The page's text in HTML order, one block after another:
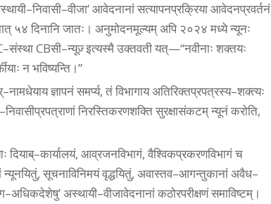
आवेदनानां सत्यापनप्रक्रिया आवेदनप्रवर्तनं
५४ दिनानि जातः। अनुमोदनमूल्यम् अपि २०२४ मध्ये न्यूनः
CBसी–न्यूज़्‌ इत्यस्मै उक्तवती यत्‌—“नवीनाः शक्तयः
न भविष्यन्ति।”
ज्ञापनं समर्प्य, तं विभागाय अतिरिक्तप्रपत्रस्य–शक्त्यः
निरस्तिकरणशक्ति सुरक्षासंकटम् न्यूनं करोति,
आव्रजनविभागं, वैश्विकप्रकरणविभागं च
न्यूनयितुं, सूचनाविनिमयं वृद्धयितुं, अवास्तव–आगन्तुकानां अवैध–
अस्थायी–वीजावेदनानां कठोरपरीक्षणं समाविष्टम्‌।